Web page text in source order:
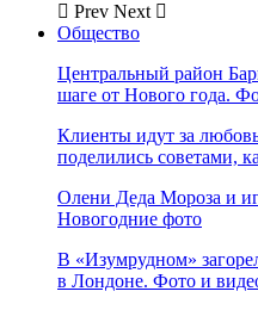
Prev Next
Общество
Центральный район
шаге от Нового года.
Клиенты идут за
поделились советами,
Олени Деда Мороза и
Новогодние фото
В «Изумрудном»
в Лондоне. Фото и